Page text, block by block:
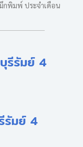
กพิมพ์ ประจำเดือน
รีรัมย์ 4
รัมย์ 4